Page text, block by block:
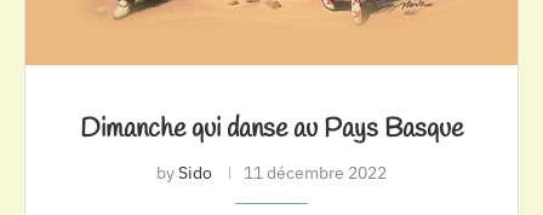
Dimanche qui danse au Pays Basque
bySido 11 décembre 2022